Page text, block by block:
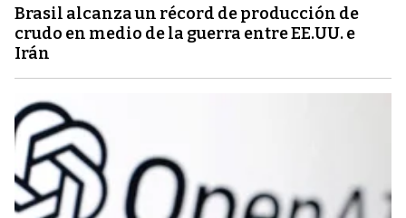
Brasil alcanza un récord de producción de
crudo en medio de la guerra entre EE.UU. e
Irán